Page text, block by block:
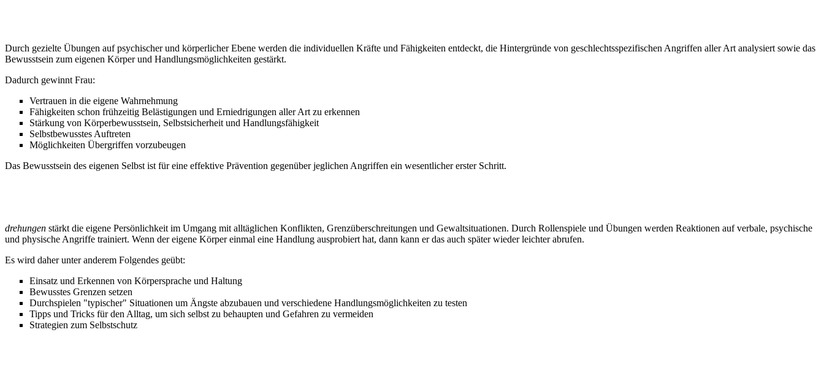
Durch gezielte Übungen auf psychischer und körperlicher Ebene werden die individuellen Kräfte und Fähigkeiten entdeckt, die Hintergründe von geschlechtsspezifischen Angriffen aller Art analysiert sowie das
Bewusstsein zum eigenen Körper und Handlungsmöglichkeiten gestärkt.
Dadurch gewinnt Frau:
Vertrauen in die eigene Wahrnehmung
Fähigkeiten schon frühzeitig Belästigungen und Erniedrigungen aller Art zu erkennen
Stärkung von Körperbewusstsein, Selbstsicherheit und Handlungsfähigkeit
Selbstbewusstes Auftreten
Möglichkeiten Übergriffen vorzubeugen
Das Bewusstsein des eigenen Selbst ist für eine effektive Prävention gegenüber jeglichen Angriffen ein wesentlicher erster Schritt.
drehungen stärkt die eigene Persönlichkeit im Umgang mit alltäglichen Konflikten, Grenzüberschreitungen und Gewaltsituationen. Durch Rollenspiele und Übungen werden Reaktionen auf verbale, psychische
und physische Angriffe trainiert. Wenn der eigene Körper einmal eine Handlung ausprobiert hat, dann kann er das auch später wieder leichter abrufen.
Es wird daher unter anderem Folgendes geübt:
Einsatz und Erkennen von Körpersprache und Haltung
Bewusstes Grenzen setzen
Durchspielen "typischer" Situationen um Ängste abzubauen und verschiedene Handlungsmöglichkeiten zu testen
Tipps und Tricks für den Alltag, um sich selbst zu behaupten und Gefahren zu vermeiden
Strategien zum Selbstschutz